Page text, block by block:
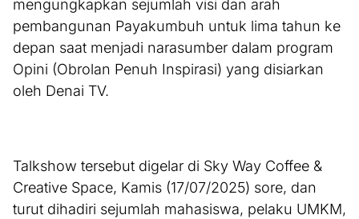
mengungkapkan sejumlah visi dan arah
pembangunan Payakumbuh untuk lima tahun ke
depan saat menjadi narasumber dalam program
Opini (Obrolan Penuh Inspirasi) yang disiarkan
oleh Denai TV.
Talkshow tersebut digelar di Sky Way Coffee &
Creative Space, Kamis (17/07/2025) sore, dan
turut dihadiri sejumlah mahasiswa, pelaku UMKM,